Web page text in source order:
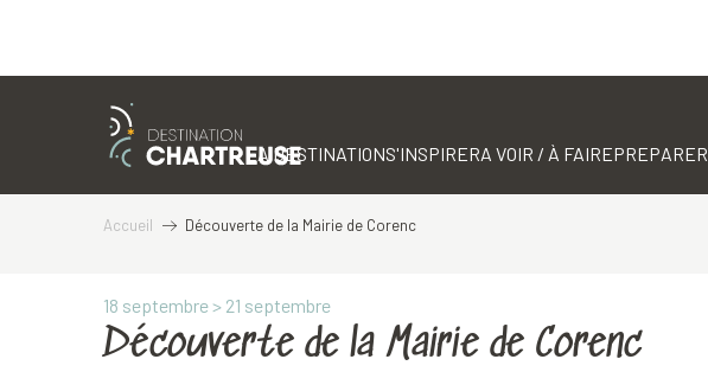
LA DESTINATIONS'INSPIRERA VOIR / À FAIREPREPARER
Accueil Découverte de la Mairie de Corenc
18 septembre > 21 septembre
Découverte de la Mairie de Corenc